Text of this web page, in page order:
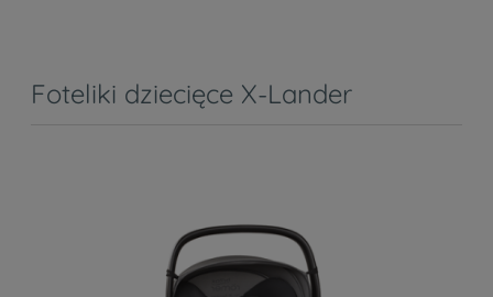
Foteliki dziecięce X-Lander